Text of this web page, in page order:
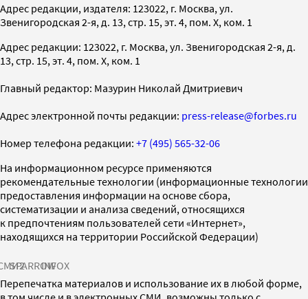
Адрес редакции, издателя: 123022, г. Москва, ул.
Звенигородская 2-я, д. 13, стр. 15, эт. 4, пом. X, ком. 1
Адрес редакции: 123022, г. Москва, ул. Звенигородская 2-я, д.
13, стр. 15, эт. 4, пом. X, ком. 1
Главный редактор: Мазурин Николай Дмитриевич
Адрес электронной почты редакции: press-release@forbes.ru
Номер телефона редакции: +7 (495) 565-32-06
На информационном ресурсе применяются
рекомендательные технологии (информационные технологии
предоставления информации на основе сбора,
систематизации и анализа сведений, относящихся
к предпочтениям пользователей сети «Интернет»,
находящихся на территории Российской Федерации)
SPARROWINFOX
Перепечатка материалов и использование их в любой форме,